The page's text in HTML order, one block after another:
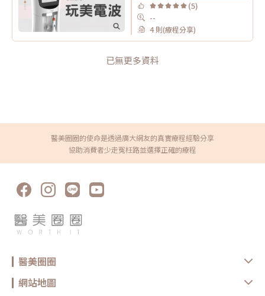
(5)
--
4 則(療程分享)
已無更多資料
醫美圈圈的使命是透過廣大網友的真實療程經驗分享
協助消費者少走冤枉路並選擇正確的療程
醫美圈圈
網站地圖